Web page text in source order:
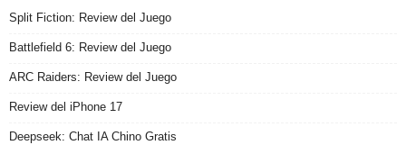
Split Fiction: Review del Juego
Battlefield 6: Review del Juego
ARC Raiders: Review del Juego
Review del iPhone 17
Deepseek: Chat IA Chino Gratis